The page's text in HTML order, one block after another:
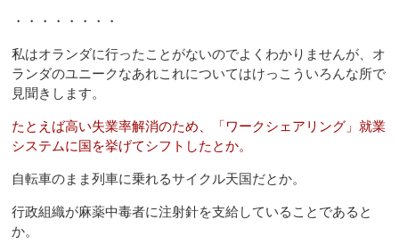
・・・・・・・・
私はオランダに行ったことがないのでよくわかりませんが、オ
ランダのユニークなあれこれについてはけっこういろんな所で
見聞きします。
たとえば高い失業率解消のため、「ワークシェアリング」就業
システムに国を挙げてシフトしたとか。
自転車のまま列車に乗れるサイクル天国だとか。
行政組織が麻薬中毒者に注射針を支給していることであると
か。